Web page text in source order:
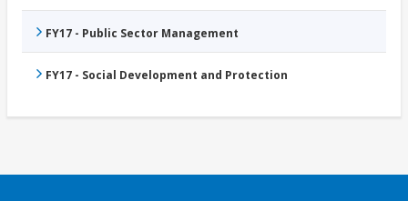
FY17 - Public Sector Management
FY17 - Social Development and Protection